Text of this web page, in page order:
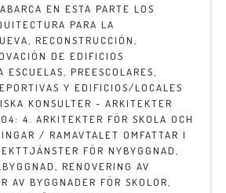
EN ESTA PARTE LOS
PARA LA
RECONSTRUCCIÓN,
DE EDIFICIOS
ESCUELAS, PREESCOLARES,
Y EDIFICIOS/LOCALES
KONSULTER - ARKITEKTER
4. ARKITEKTER FÖR SKOLA OCH
/ RAMAVTALET OMFATTAR I
FÖR NYBYGGNAD,
RENOVERING AV
AV BYGGNADER FÖR SKOLOR,